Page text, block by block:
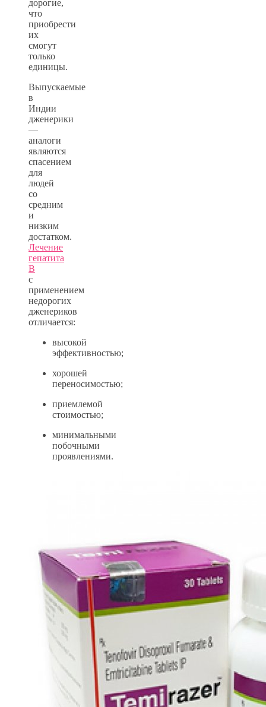
дорогие,
что
приобрести
их
смогут
только
единицы.
Выпускаемые
в
Индии
дженерики
—
аналоги
являются
спасением
для
людей
со
средним
и
низким
достатком.
Лечение
гепатита
В
с
применением
недорогих
дженериков
отличается:
высокой
эффективностью;
хорошей
переносимостью;
приемлемой
стоимостью;
минимальными
побочными
проявлениями.